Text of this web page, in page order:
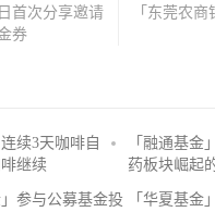
首次分享邀请
券
「东莞农
续3天咖啡自
继续
「融通基金
药板块崛起
」参与公募基金投 「华夏基金